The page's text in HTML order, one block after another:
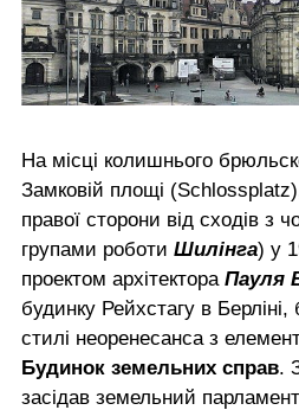
На місці колишнього
Замковій площі
правої сторони від сходів з
групами роботи Шилінга) у
проектом архітектора Пауля
будинку Рейхстагу в
стилі неоренесанса з
Будинок земельних справ.
засідав земельний